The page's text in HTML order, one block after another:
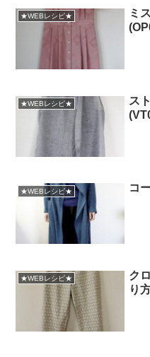
★WEBレシピ★
ミ
★WEBレシピ★
ス
★WEBレシピ★ コ
★WEBレシピ★
ク
り